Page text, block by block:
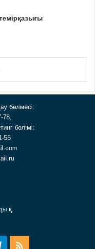
бөлмесі:
78,
бөлімі:
55
қ.
Telegram